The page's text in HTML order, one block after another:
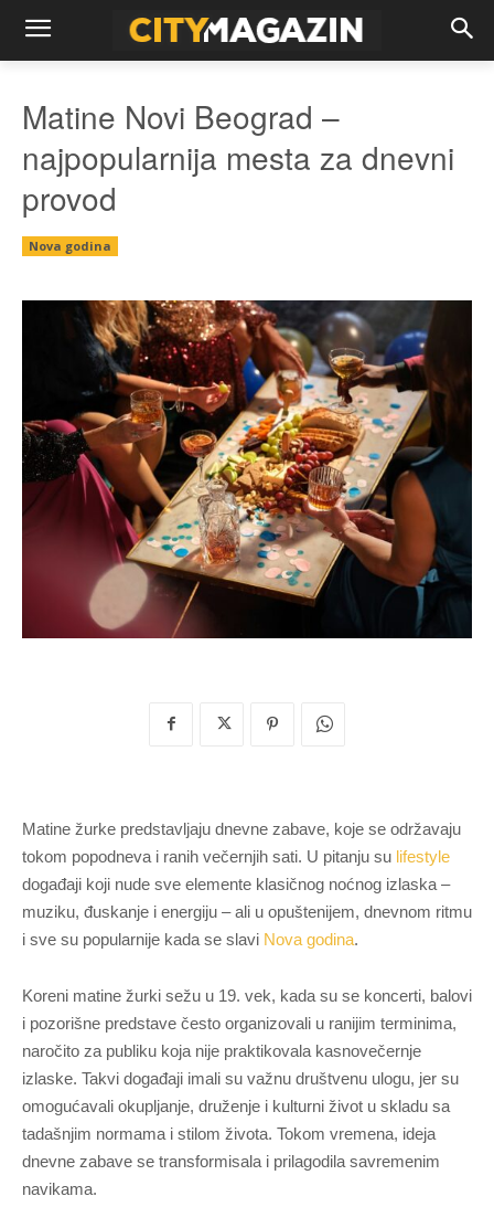
Matine Novi Beograd –
najpopularnija mesta za dnevni
provod
Nova godina
Matine žurke predstavljaju dnevne zabave, koje se održavaju
tokom popodneva i ranih večernjih sati. U pitanju su lifestyle
događaji koji nude sve elemente klasičnog noćnog izlaska –
muziku, đuskanje i energiju – ali u opuštenijem, dnevnom ritmu
i sve su popularnije kada se slavi Nova godina.
Koreni matine žurki sežu u 19. vek, kada su se koncerti, balovi
i pozorišne predstave često organizovali u ranijim terminima,
naročito za publiku koja nije praktikovala kasnovečernje
izlaske. Takvi događaji imali su važnu društvenu ulogu, jer su
omogućavali okupljanje, druženje i kulturni život u skladu sa
tadašnjim normama i stilom života. Tokom vremena, ideja
dnevne zabave se transformisala i prilagodila savremenim
navikama.